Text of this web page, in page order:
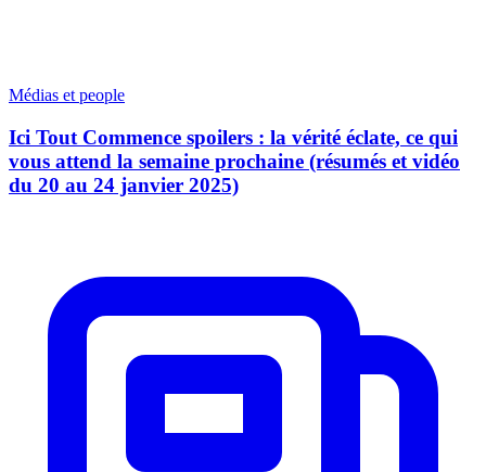
Médias et people
Ici Tout Commence spoilers : la vérité éclate, ce qui
vous attend la semaine prochaine (résumés et vidéo
du 20 au 24 janvier 2025)